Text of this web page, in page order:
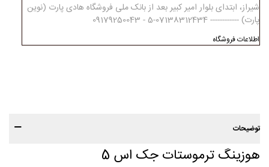
شیراز، ابتدای بلوار امیر کبیر بعد از بانک ملی فروشگاه هادی پارت (نوین
پارت) ------------ 07138312434-5 - 09179250043
اطلاعات فروشگاه
توضیحات
هوزینگ ترموستات جک اس 5